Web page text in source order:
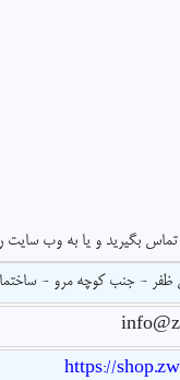
بگیرید و یا به وب سایت
ظفر - جنب کوچه مرو -
https://